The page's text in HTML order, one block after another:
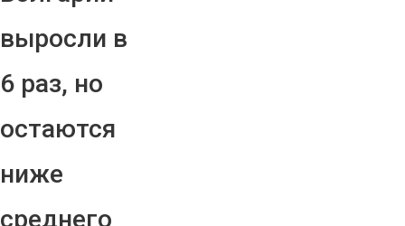
выросли в
6 раз, но
остаются
ниже
среднего